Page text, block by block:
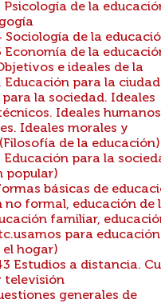
Psicología de la
Sociología de la
Economía de la
e ideales de la
Educación para la
la sociedad. Ideales
Ideales
Ideales morales y
de la educación)
Educación para la
popular)
básicas de
no formal, educación de
familiar,
para educación
hogar)
Estudios a distancia.
televisión
generales de